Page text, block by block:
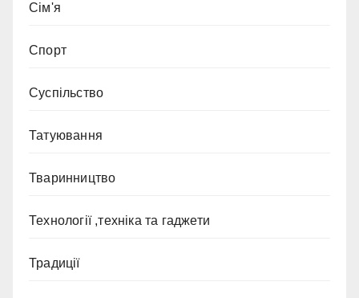
Сім'я
Спорт
Суспільство
Татуювання
Тваринництво
Технології ,техніка та гаджети
Традиції